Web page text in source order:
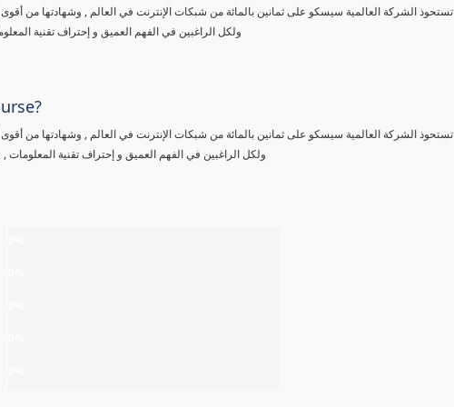
تستحوذ الشركة العالمية سيسكو على ثمانين بالمائة من شبكات الإنترنت في العالم , وشهادتها من
ولكل الراغبين في الفهم العميق و إحتراف تقنية
تستحوذ الشركة العالمية سيسكو على ثمانين بالمائة من شبكات الإنترنت في العالم , وشهادتها من
ولكل الراغبين في الفهم العميق و إحتراف تقنية